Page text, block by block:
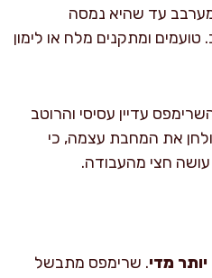
ומערבב עד שהיא נמסה
ומתקנים מלח או לימון
עדיין עסיסי והרוטב
את המחבת עצמה, כי
חצי מהעבודה.
מדי. שרימפס מתבשל